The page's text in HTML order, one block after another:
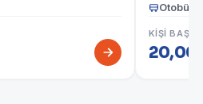
Otobüs
KIŞI BAŞI